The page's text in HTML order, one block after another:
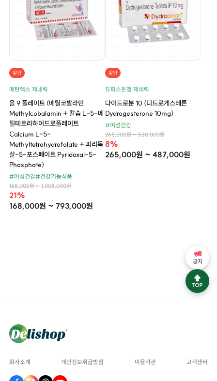
할인
메탄엑스 제네릭
올 9 폴레이트 (메틸코발라민
Methylcobalamin + 칼슘 L-5-메
틸테트라하이드로폴레이트
Calcium L-5-
Methyltetrahydrofolate + 피리독
살-5-포스페이트 Pyridoxal-5-
Phosphate)
#여성건강#건강기능식품
168,000원 ~ 1,008,000원
21%
168,000원 ~ 793,000원
할인
듀파스톤정 제네릭
다이드로분 10 (디드로게스테론
Dydrogesterone 10mg)
#여성건강
265,000원 ~ 530,000원
8%
265,000원 ~ 487,000원
회사소개 개인정보취급방침 이용약관 고객센터
공지